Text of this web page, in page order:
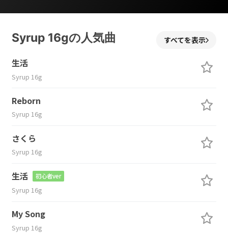
Syrup 16gの人気曲 すべてを表示
生活
Syrup 16g
Reborn
Syrup 16g
さくら
Syrup 16g
生活 初心者ver
Syrup 16g
My Song
Syrup 16g